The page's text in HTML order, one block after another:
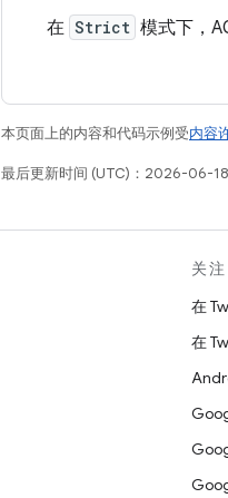
在 Strict 模式下，
本页面上的内容和代码示例受内容
最后更新时间 (UTC)：2026-06-18
关注
在
在